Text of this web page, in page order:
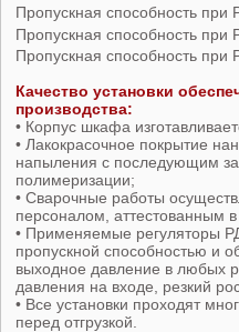
Пропускная способность
Пропускная способность
Пропускная способность
Качество установки
производства:
• Корпус шкафа
• Лакокрасочное покрытие
напыления с последующим
полимеризации;
• Сварочные работы
персоналом, аттестованным
• Применяемые регуляторы
пропускной способностью и
выходное давление в любых
давления на входе, резкий
• Все установки проходят
перед отгрузкой.